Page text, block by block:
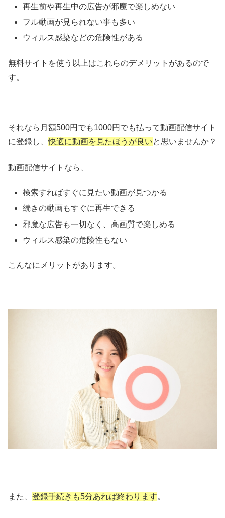
再生前や再生中の広告が邪魔で楽しめない
フル動画が見られない事も多い
ウィルス感染などの危険性がある
無料サイトを使う以上はこれらのデメリットがあるので
す。
それなら月額500円でも1000円でも払って動画配信サイト
に登録し、快適に動画を見たほうが良いと思いませんか？
動画配信サイトなら、
検索すればすぐに見たい動画が見つかる
続きの動画もすぐに再生できる
邪魔な広告も一切なく、高画質で楽しめる
ウィルス感染の危険性もない
こんなにメリットがあります。
また、 登録手続きも5分あれば終わります。